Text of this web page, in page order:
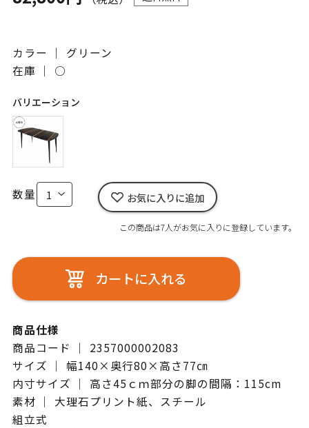
カラー ｜ グリーン
在庫 ｜ ○
バリエーション
数量 お気に入りに追加
この商品は7人がお気に入りに登録しています。
カートに入れる
商品仕様
商品コード ｜ 2357000002083
サイズ ｜ 幅140×奥行80×高さ77㎝
内寸サイズ ｜ 高さ45ｃｍ部分の脚の間隔：115cm
素材 ｜ 大理石プリント紙、スチール
組立式